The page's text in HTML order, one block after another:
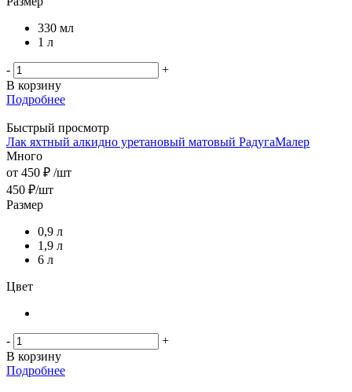
330 мл
1 л
-
+
В корзину
Подробнее
Быстрый просмотр
Лак яхтный алкидно уретановый матовый РадугаМалер
Много
от 450 ₽ /шт
450 ₽/шт
Размер
0,9 л
1,9 л
6 л
Цвет
-
+
В корзину
Подробнее